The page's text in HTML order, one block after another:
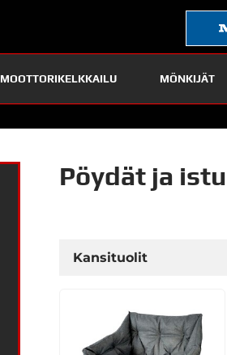
MOOTTORIKELKKAILU MÖNKIJÄT
Pöydät ja
Kansituolit